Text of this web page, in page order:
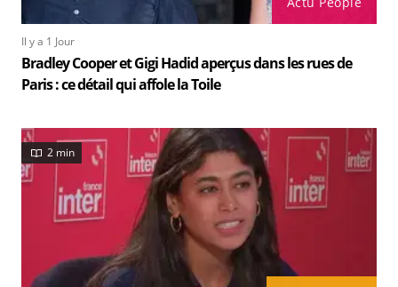
Il y a 1 Jour
Bradley Cooper et Gigi Hadid aperçus dans les rues de
Paris : ce détail qui affole la Toile
2 min